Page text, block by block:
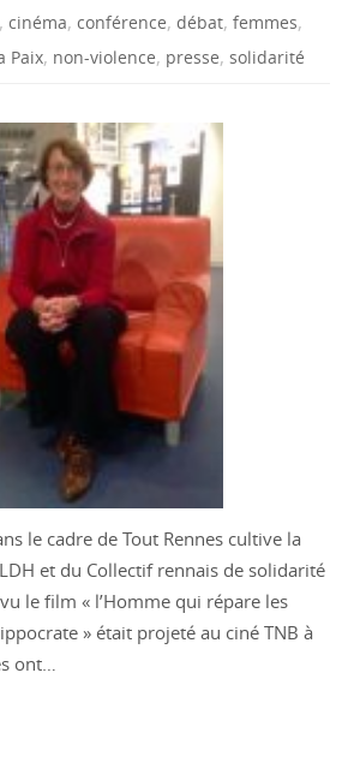
,cinéma,conférence,débat,femmes,
Paix, non-violence, presse, solidarité
le cadre de Tout Rennes cultive la
et du Collectif rennais de solidarité
le film « l’Homme qui répare les
» était projeté au ciné TNB à
ont…